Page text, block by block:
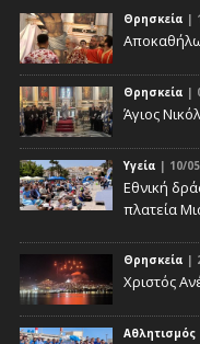
Θρησκεία |
Θρησκεία |
Άγιος
Υγεία | 10/
Eθνική
πλατεία
Θρησκεία |
Χριστός
Αθλητισμός